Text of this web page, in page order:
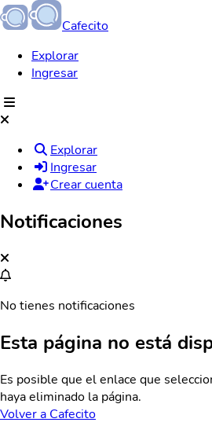
Cafecito
Explorar
Ingresar
Explorar
Ingresar
Crear cuenta
Notificaciones
No tienes notificaciones
Esta página no está
Es posible que el enlace que
haya eliminado la página.
Volver a Cafecito